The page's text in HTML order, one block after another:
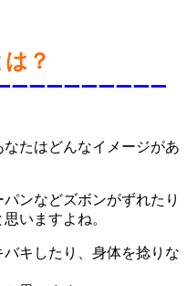
？
ーーーーーーーーー
たはどんなイメージがあ
ンなどズボンがずれたり
いますよね。
キしたり、身体を捻りな